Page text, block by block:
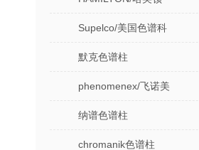
Supelco/美国色谱科
默克色谱柱
phenomenex/飞诺美
纳谱色谱柱
chromanik色谱柱